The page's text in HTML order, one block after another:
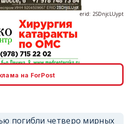
на ForPost
погибли четверо мирных